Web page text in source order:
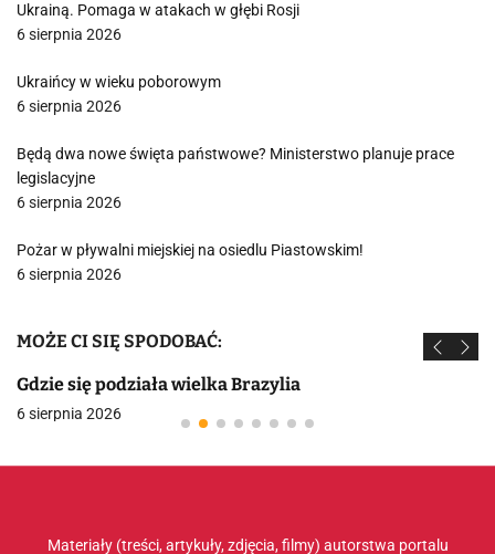
Ukrainą. Pomaga w atakach w głębi Rosji
6 sierpnia 2026
Ukraińcy w wieku poborowym
6 sierpnia 2026
Będą dwa nowe święta państwowe? Ministerstwo planuje prace
legislacyjne
6 sierpnia 2026
Pożar w pływalni miejskiej na osiedlu Piastowskim!
6 sierpnia 2026
MOŻE CI SIĘ SPODOBAĆ:
Gdzie się podziała wielka Brazylia
6 sierpnia 2026
Materiały (treści, artykuły, zdjęcia, filmy) autorstwa portalu